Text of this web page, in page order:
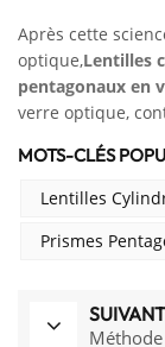
Après cette
optique,Lentilles
pentagonaux en
verre optique,
MOTS-CLÉS
Lentilles
Prismes
SUIVANT